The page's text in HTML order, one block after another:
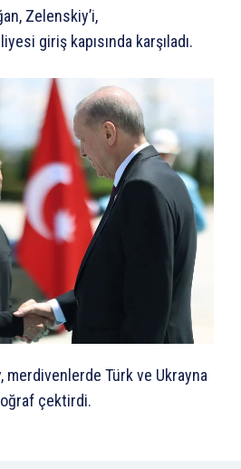
Zelenskiy’i,
giriş kapısında karşıladı.
merdivenlerde Türk ve Ukrayna
çektirdi.